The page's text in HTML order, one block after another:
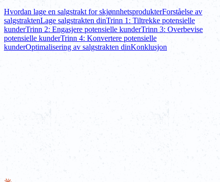
Hvordan lage en salgstrakt for skjønnhetsprodukterForståelse av
salgstraktenLage salgstrakten dinTrinn 1: Tiltrekke potensielle
kunderTrinn 2: Engasjere potensielle kunderTrinn 3: Overbevise
potensielle kunderTrinn 4: Konvertere potensielle
kunderOptimalisering av salgstrakten dinKonklusjon